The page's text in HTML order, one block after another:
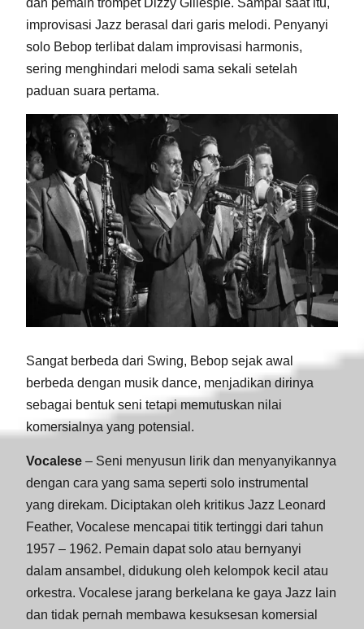
dan pemain trompet Dizzy Gillespie. Sampai saat itu,
improvisasi Jazz berasal dari garis melodi. Penyanyi
solo Bebop terlibat dalam improvisasi harmonis,
sering menghindari melodi sama sekali setelah
paduan suara pertama.
Sangat berbeda dari Swing, Bebop sejak awal
berbeda dengan musik dance, menjadikan dirinya
sebagai bentuk seni tetapi memutuskan nilai
komersialnya yang potensial.
Vocalese– Seni menyusun lirik dan menyanyikannya
dengan cara yang sama seperti solo instrumental
yang direkam. Diciptakan oleh kritikus Jazz Leonard
Feather, Vocalese mencapai titik tertinggi dari tahun
1957 – 1962. Pemain dapat solo atau bernyanyi
dalam ansambel, didukung oleh kelompok kecil atau
orkestra. Vocalese jarang berkelana ke gaya Jazz lain
dan tidak pernah membawa kesuksesan komersial